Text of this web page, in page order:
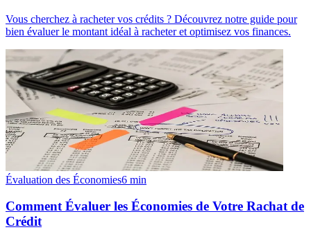
Vous cherchez à racheter vos crédits ? Découvrez notre guide pour
bien évaluer le montant idéal à racheter et optimisez vos finances.
Évaluation des Économies6 min
Comment Évaluer les Économies de Votre Rachat de
Crédit